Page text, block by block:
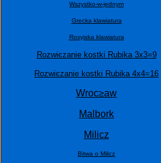
Wszystko-w-jednym
Grecka klawiatura
Rosyjska klawiatura
Rozwiєzanie kostki Rubika 3x3=9
Rozwiєzanie kostki Rubika 4x4=16
Wroc≥aw
Malbork
Milicz
Bitwa o Milicz